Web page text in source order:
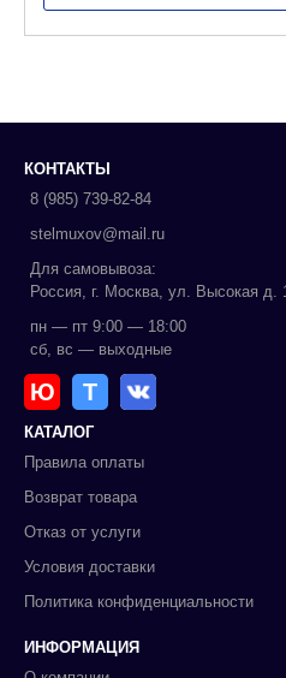
КОНТАКТЫ
8 (985) 739-82-84
stelmuxov@mail.ru
Для самовывоза:
Россия, г. Москва, ул. Высокая д.
пн — пт 9:00 — 18:00
сб, вс — выходные
Ю Т
КАТАЛОГ
Правила оплаты
Возврат товара
Отказ от услуги
Условия доставки
Политика конфиденциальности
ИНФОРМАЦИЯ